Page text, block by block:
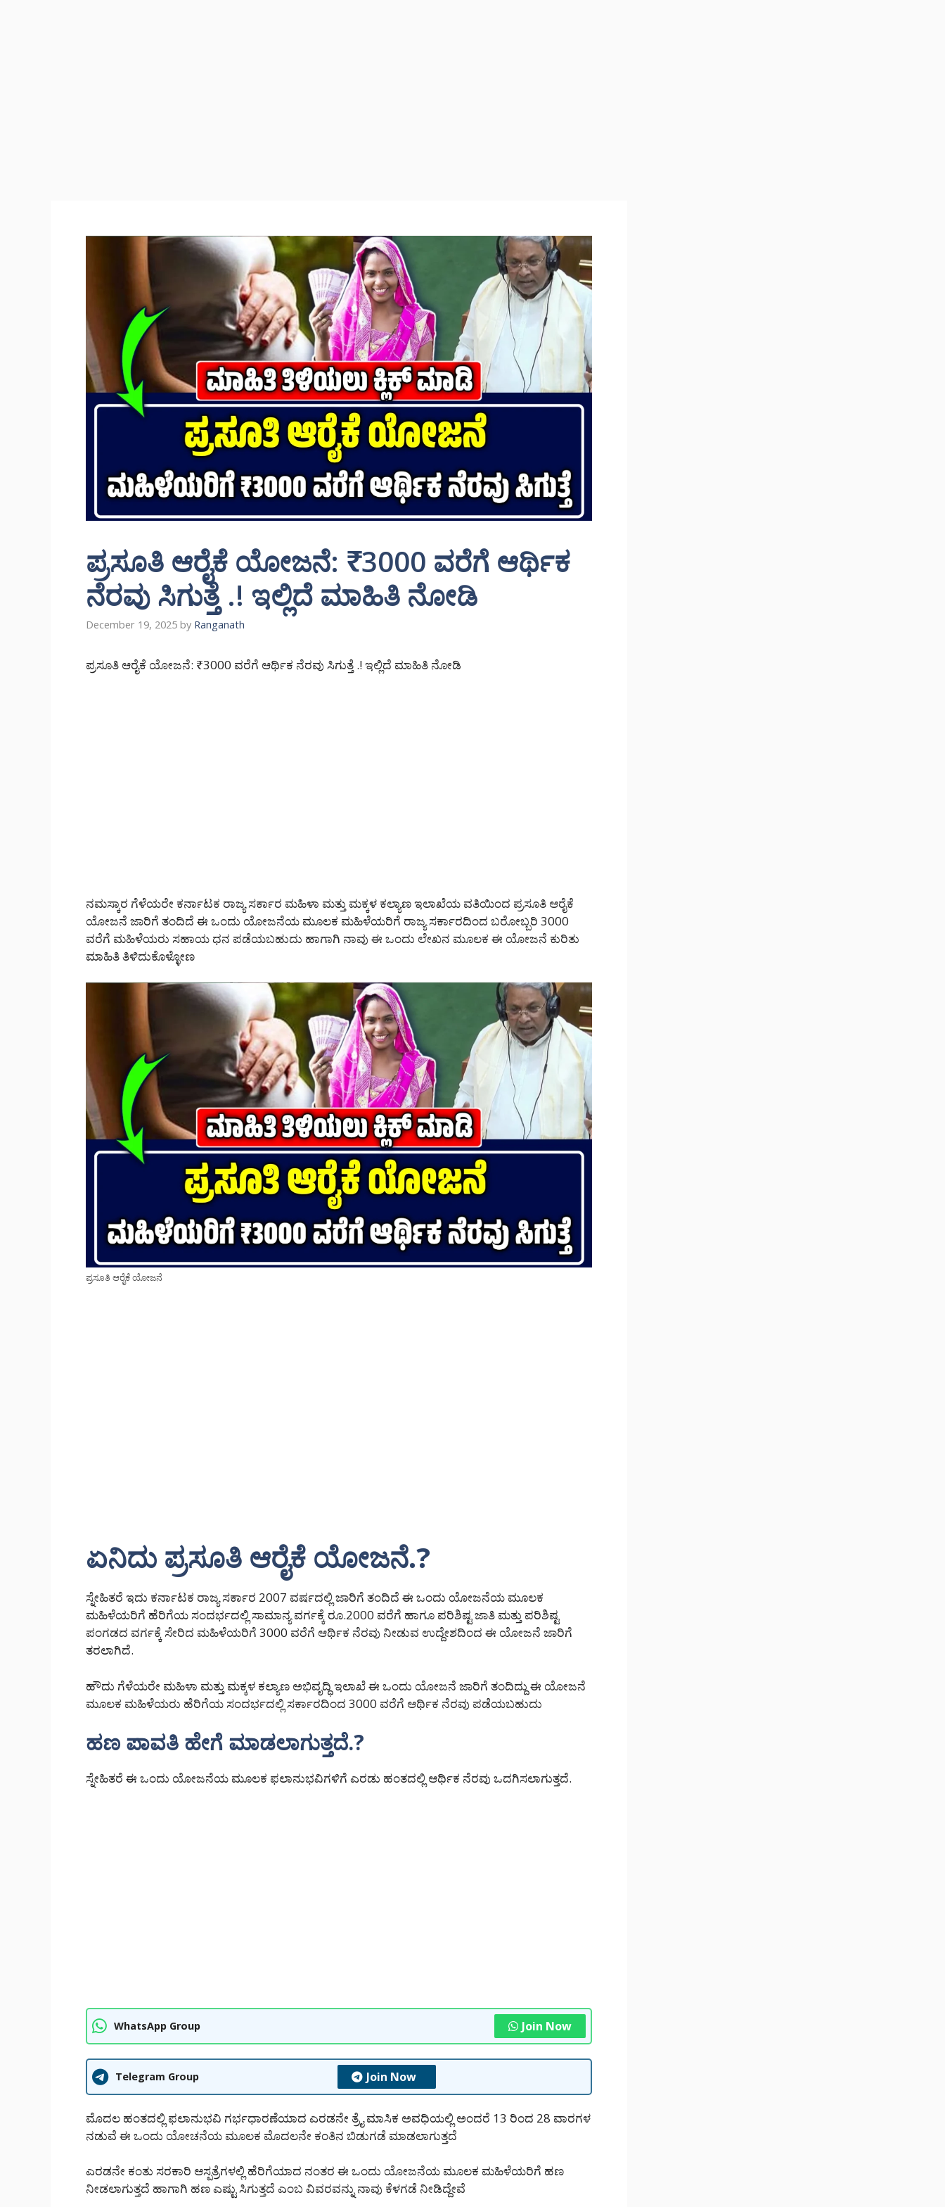
ಪ್ರಸೂತಿ ಆರೈಕೆ ಯೋಜನೆ: ₹3000 ವರೆಗೆ ಆರ್ಥಿಕ
ನೆರವು ಸಿಗುತ್ತೆ .! ಇಲ್ಲಿದೆ ಮಾಹಿತಿ ನೋಡಿ
December 19, 2025 by Ranganath
ಪ್ರಸೂತಿ ಆರೈಕೆ ಯೋಜನೆ: ₹3000 ವರೆಗೆ ಆರ್ಥಿಕ ನೆರವು ಸಿಗುತ್ತೆ .! ಇಲ್ಲಿದೆ ಮಾಹಿತಿ ನೋಡಿ
ನಮಸ್ಕಾರ ಗೆಳೆಯರೇ ಕರ್ನಾಟಕ ರಾಜ್ಯ ಸರ್ಕಾರ ಮಹಿಳಾ ಮತ್ತು ಮಕ್ಕಳ ಕಲ್ಯಾಣ ಇಲಾಖೆಯ ವತಿಯಿಂದ ಪ್ರಸೂತಿ ಆರೈಕೆ
ಯೋಜನೆ ಜಾರಿಗೆ ತಂದಿದೆ ಈ ಒಂದು ಯೋಜನೆಯ ಮೂಲಕ ಮಹಿಳೆಯರಿಗೆ ರಾಜ್ಯ ಸರ್ಕಾರದಿಂದ ಬರೋಬ್ಬರಿ 3000
ವರೆಗೆ ಮಹಿಳೆಯರು ಸಹಾಯ ಧನ ಪಡೆಯಬಹುದು ಹಾಗಾಗಿ ನಾವು ಈ ಒಂದು ಲೇಖನ ಮೂಲಕ ಈ ಯೋಜನೆ ಕುರಿತು
ಮಾಹಿತಿ ತಿಳಿದುಕೊಳ್ಳೋಣ
ಪ್ರಸೂತಿ ಆರೈಕೆ ಯೋಜನೆ
ಏನಿದು ಪ್ರಸೂತಿ ಆರೈಕೆ ಯೋಜನೆ.?
ಸ್ನೇಹಿತರೆ ಇದು ಕರ್ನಾಟಕ ರಾಜ್ಯ ಸರ್ಕಾರ 2007 ವರ್ಷದಲ್ಲಿ ಜಾರಿಗೆ ತಂದಿದೆ ಈ ಒಂದು ಯೋಜನೆಯ ಮೂಲಕ
ಮಹಿಳೆಯರಿಗೆ ಹೆರಿಗೆಯ ಸಂದರ್ಭದಲ್ಲಿ ಸಾಮಾನ್ಯ ವರ್ಗಕ್ಕೆ ರೂ.2000 ವರೆಗೆ ಹಾಗೂ ಪರಿಶಿಷ್ಟ ಜಾತಿ ಮತ್ತು ಪರಿಶಿಷ್ಟ
ಪಂಗಡದ ವರ್ಗಕ್ಕೆ ಸೇರಿದ ಮಹಿಳೆಯರಿಗೆ 3000 ವರೆಗೆ ಆರ್ಥಿಕ ನೆರವು ನೀಡುವ ಉದ್ದೇಶದಿಂದ ಈ ಯೋಜನೆ ಜಾರಿಗೆ
ತರಲಾಗಿದೆ.
ಹೌದು ಗೆಳೆಯರೇ ಮಹಿಳಾ ಮತ್ತು ಮಕ್ಕಳ ಕಲ್ಯಾಣ ಅಭಿವೃದ್ಧಿ ಇಲಾಖೆ ಈ ಒಂದು ಯೋಜನೆ ಜಾರಿಗೆ ತಂದಿದ್ದು ಈ ಯೋಜನೆ
ಮೂಲಕ ಮಹಿಳೆಯರು ಹೆರಿಗೆಯ ಸಂದರ್ಭದಲ್ಲಿ ಸರ್ಕಾರದಿಂದ 3000 ವರೆಗೆ ಆರ್ಥಿಕ ನೆರವು ಪಡೆಯಬಹುದು
ಹಣ ಪಾವತಿ ಹೇಗೆ ಮಾಡಲಾಗುತ್ತದೆ.?
ಸ್ನೇಹಿತರೆ ಈ ಒಂದು ಯೋಜನೆಯ ಮೂಲಕ ಫಲಾನುಭವಿಗಳಿಗೆ ಎರಡು ಹಂತದಲ್ಲಿ ಆರ್ಥಿಕ ನೆರವು ಒದಗಿಸಲಾಗುತ್ತದೆ.
WhatsApp Group Join Now
Telegram Group Join Now
ಮೊದಲ ಹಂತದಲ್ಲಿ ಫಲಾನುಭವಿ ಗರ್ಭಧಾರಣೆಯಾದ ಎರಡನೇ ತ್ರೈ ಮಾಸಿಕ ಅವಧಿಯಲ್ಲಿ ಅಂದರೆ 13 ರಿಂದ 28 ವಾರಗಳ
ನಡುವೆ ಈ ಒಂದು ಯೋಚನೆಯ ಮೂಲಕ ಮೊದಲನೇ ಕಂತಿನ ಬಿಡುಗಡೆ ಮಾಡಲಾಗುತ್ತದೆ
ಎರಡನೇ ಕಂತು ಸರಕಾರಿ ಆಸ್ಪತ್ರೆಗಳಲ್ಲಿ ಹೆರಿಗೆಯಾದ ನಂತರ ಈ ಒಂದು ಯೋಜನೆಯ ಮೂಲಕ ಮಹಿಳೆಯರಿಗೆ ಹಣ
ನೀಡಲಾಗುತ್ತದೆ ಹಾಗಾಗಿ ಹಣ ಎಷ್ಟು ಸಿಗುತ್ತದೆ ಎಂಬ ವಿವರವನ್ನು ನಾವು ಕೆಳಗಡೆ ನೀಡಿದ್ದೇವೆ